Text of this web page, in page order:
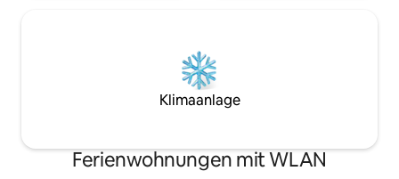
Klimaanlage
Ferienwohnungen mit WLAN